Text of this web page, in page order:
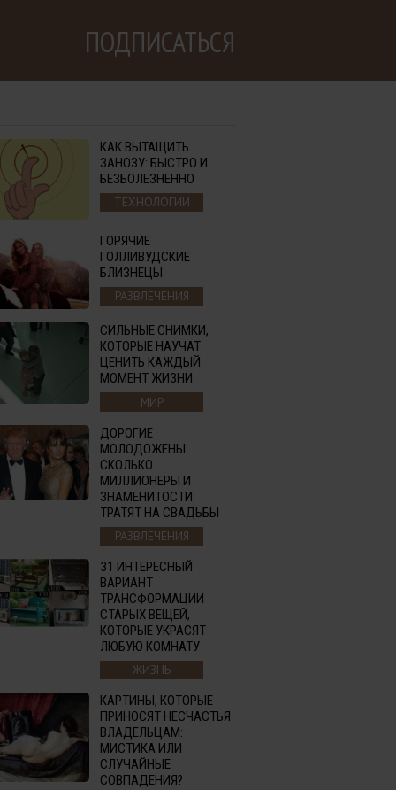
ПОДПИСАТЬСЯ
КАК ВЫТАЩИТЬ
ЗАНОЗУ: БЫСТРО И
БЕЗБОЛЕЗНЕННО
ТЕХНОЛОГИИ
ГОРЯЧИЕ
ГОЛЛИВУДСКИЕ
БЛИЗНЕЦЫ
РАЗВЛЕЧЕНИЯ
СИЛЬНЫЕ СНИМКИ,
КОТОРЫЕ НАУЧАТ
ЦЕНИТЬ КАЖДЫЙ
МОМЕНТ ЖИЗНИ
МИР
ДОРОГИЕ
МОЛОДОЖЕНЫ:
СКОЛЬКО
МИЛЛИОНЕРЫ И
ЗНАМЕНИТОСТИ
ТРАТЯТ НА СВАДЬБЫ
РАЗВЛЕЧЕНИЯ
31 ИНТЕРЕСНЫЙ
ВАРИАНТ
ТРАНСФОРМАЦИИ
СТАРЫХ ВЕЩЕЙ,
КОТОРЫЕ УКРАСЯТ
ЛЮБУЮ КОМНАТУ
ЖИЗНЬ
КАРТИНЫ, КОТОРЫЕ
ПРИНОСЯТ НЕСЧАСТЬЯ
ВЛАДЕЛЬЦАМ:
МИСТИКА ИЛИ
СЛУЧАЙНЫЕ
СОВПАДЕНИЯ?